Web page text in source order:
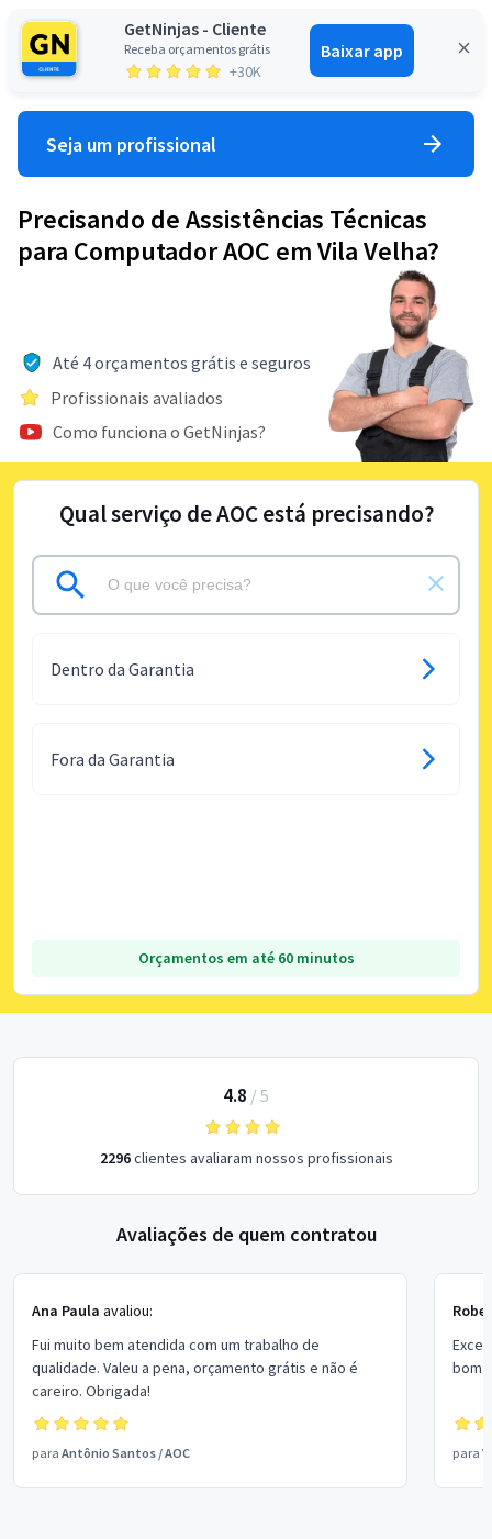
GetNinjas - Cliente
Receba orçamentos grátis
+30K
Baixar app
Entrar
Seja um profissional
Precisando de Assistências Técnicas
para Computador AOC em Vila Velha?
Até 4 orçamentos grátis e seguros
Profissionais avaliados
Como funciona o GetNinjas?
Qual serviço de AOC está precisando?
Dentro da Garantia
Fora da Garantia
Orçamentos em até 60 minutos
4.8 / 5
2296clientes avaliaram nossos profissionais
Avaliações de quem contratou
Ana Paula avaliou:
Fui muito bem atendida com um trabalho de
qualidade. Valeu a pena, orçamento grátis e não é
careiro. Obrigada!
para Antônio Santos /AOC
bom
para